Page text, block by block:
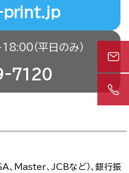
print.jp
（平日のみ）
7120
、Master、JCBなど）、銀行振